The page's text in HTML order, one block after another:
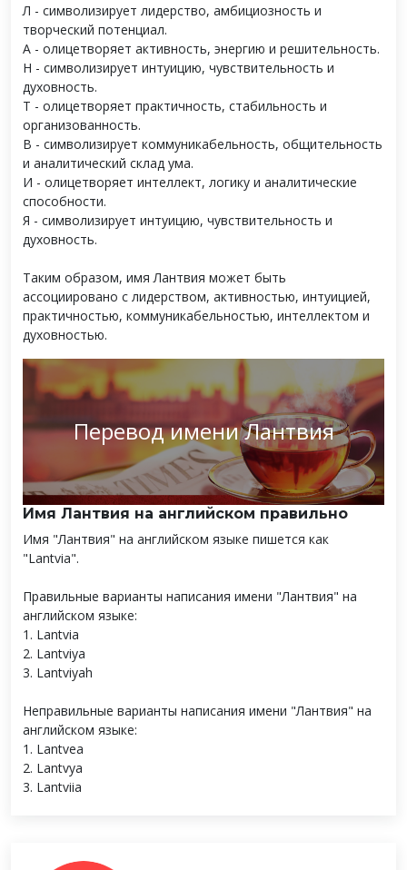
Л - символизирует лидерство, амбициозность и
творческий потенциал.
А - олицетворяет активность, энергию и решительность.
Н - символизирует интуицию, чувствительность и
духовность.
Т - олицетворяет практичность, стабильность и
организованность.
В - символизирует коммуникабельность, общительность
и аналитический склад ума.
И - олицетворяет интеллект, логику и аналитические
способности.
Я - символизирует интуицию, чувствительность и
духовность.
Таким образом, имя Лантвия может быть
ассоциировано с лидерством, активностью, интуицией,
практичностью, коммуникабельностью, интеллектом и
духовностью.
Перевод имени Лантвия
Имя Лантвия на английском правильно
Имя "Лантвия" на английском языке пишется как
"Lantvia".
Правильные варианты написания имени "Лантвия" на
английском языке:
1. Lantvia
2. Lantviya
3. Lantviyah
Неправильные варианты написания имени "Лантвия" на
английском языке:
1. Lantvea
2. Lantvya
3. Lantviia